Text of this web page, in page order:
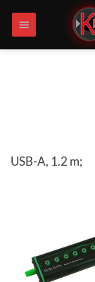
naar
inhoud
USB-A, 1.2 m;